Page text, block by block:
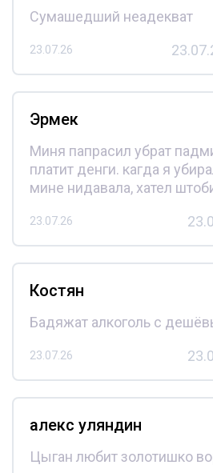
Сумашедший неадекват
23.07.26
Эрмек
Миня папрасил убрат
платит денги. кагда я
мине нидавала, хател
23.07.26
Костян
Бадяжат алкоголь с
23.07.26
алекс уляндин
Цыган любит золотишко